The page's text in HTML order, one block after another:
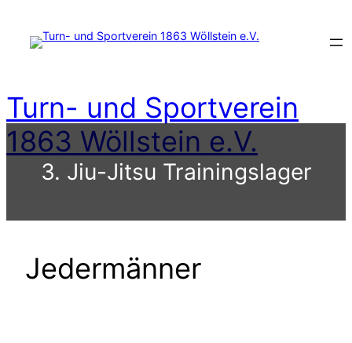
Inhalt
Turn- und Sportverein
1863 Wöllstein e.V.
3. Jiu-Jitsu Trainingslager
Jedermänner